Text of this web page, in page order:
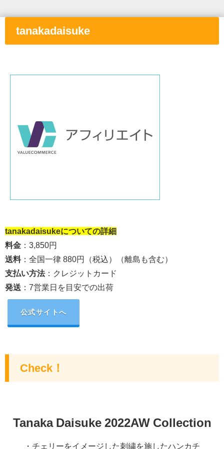
tanakadaisuke
tanakadaisukeについての詳細
料金 ：3,850円
送料： 全国一律 880円（税込）（離島も含む）
支払い方法：クレジットカード
発送 ： 7営業日を目安での出荷
公式サイトへ
Check！
Tanaka Daisuke 2022AW Collection
・チェリーをイメージした刺繍を施したハンカチ